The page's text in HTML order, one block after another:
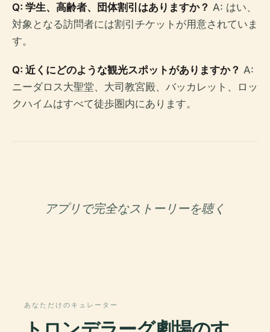
Q: 学生、高齢者、団体割引はありますか？ A: はい、
対象となる訪問者には割引チケットが用意されていま
す。
Q: 近くにどのような観光スポットがありますか？ A:
ニーダロス大聖堂、大司教宮殿、バッカレット、ロッ
クハイムはすべて徒歩圏内にあります。
アプリで完全なストーリーを聴く
あなただけのキュレーター